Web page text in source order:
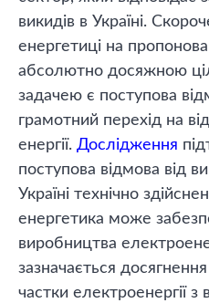
викидів в Україні.
енергетиці на
абсолютно досяжною
задачею є поступова
грамотний перехід на
енергії. Дослідження
поступова відмова від
Україні технічно
енергетика може
виробництва
зазначається
частки електроенергії